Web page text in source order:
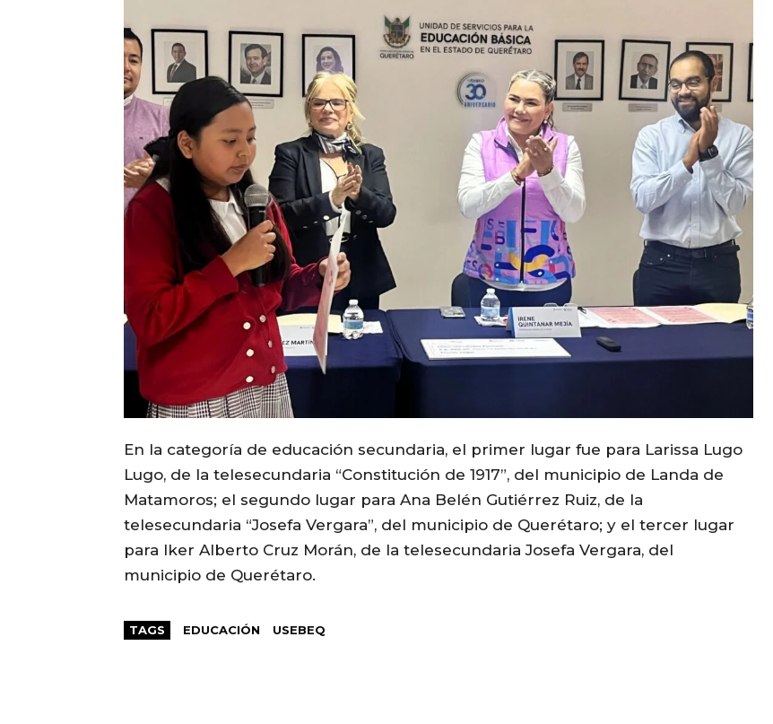
En la categoría de educación secundaria, el primer lugar fue para Larissa Lugo
Lugo, de la telesecundaria “Constitución de 1917”, del municipio de Landa de
Matamoros; el segundo lugar para Ana Belén Gutiérrez Ruiz, de la
telesecundaria “Josefa Vergara”, del municipio de Querétaro; y el tercer lugar
para Iker Alberto Cruz Morán, de la telesecundaria Josefa Vergara, del
municipio de Querétaro.
TAGS EDUCACIÓN USEBEQ